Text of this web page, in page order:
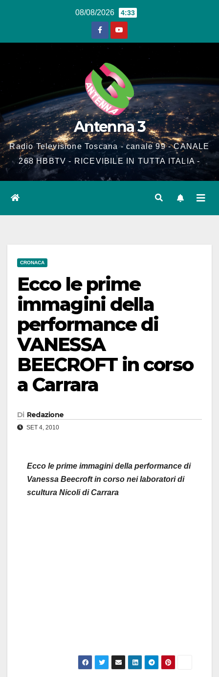
08/08/2026 4:33
Antenna 3
Radio Televisione Toscana - canale 99 - CANALE
268 HBBTV - RICEVIBILE IN TUTTA ITALIA -
CRONACA
Ecco le prime
immagini della
performance di
VANESSA
BEECROFT in corso
a Carrara
Di Redazione
SET 4, 2010
Ecco le prime immagini della performance di
Vanessa Beecroft in corso nei laboratori di
scultura Nicoli di Carrara